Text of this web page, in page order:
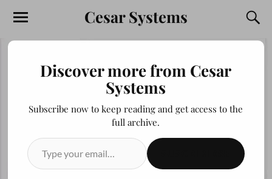
Cesar Systems
Discover more from Cesar
Systems
Subscribe now to keep reading and get access to the
full archive.